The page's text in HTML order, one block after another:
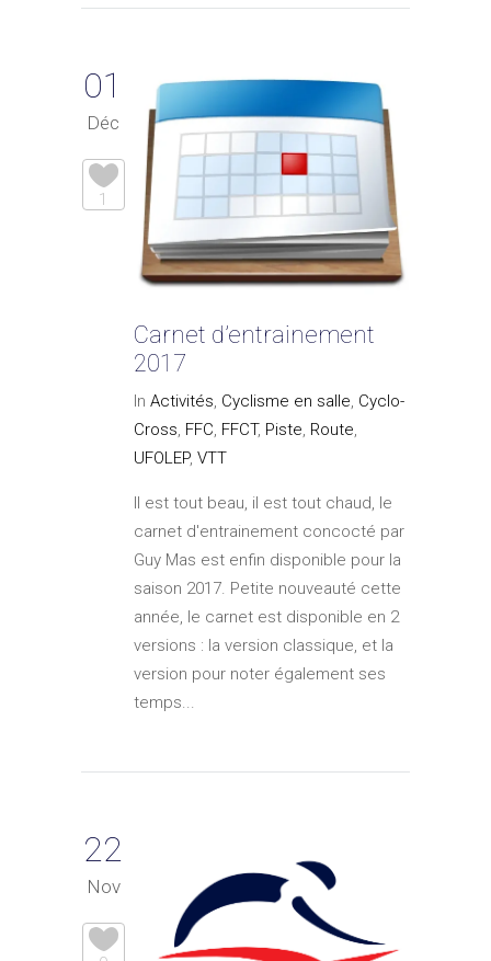
01
Déc
1
Carnet d’entrainement
2017
In Activités Cyclisme en salle Cyclo-
Cross FFC FFCT, Piste Route
UFOLEP, VTT
Il est tout beau, il est tout chaud, le
carnet d'entrainement concocté par
Guy Mas est enfin disponible pour la
saison 2017. Petite nouveauté cette
année, le carnet est disponible en 2
versions : la version classique, et la
version pour noter également ses
temps...
22
Nov